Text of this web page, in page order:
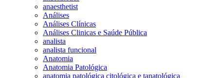
anaesthetist
Análises
Análises Clínicas
Análises Clinicas e Saúde Pública
analista
analista funcional
Anatomia
Anatomia Patológica
anatomia patológica citológica e tanatológica